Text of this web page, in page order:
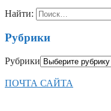
Найти:
Рубрики
Рубрики
ПОЧТА САЙТА